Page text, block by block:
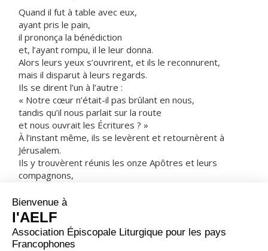
Quand il fut à table avec eux,
ayant pris le pain,
il prononça la bénédiction
et, l’ayant rompu, il le leur donna.
Alors leurs yeux s’ouvrirent, et ils le reconnurent,
mais il disparut à leurs regards.
Ils se dirent l’un à l’autre :
« Notre cœur n’était-il pas brûlant en nous,
tandis qu’il nous parlait sur la route
et nous ouvrait les Écritures ? »
À l’instant même, ils se levèrent et retournèrent à
Jérusalem.
Ils y trouvèrent réunis les onze Apôtres et leurs
compagnons,
« Le Seigneur est réellement ressuscité :
il est apparu à Simon-Pierre. »
À leur tour, ils racontaient ce qui s’était passé sur la
route,